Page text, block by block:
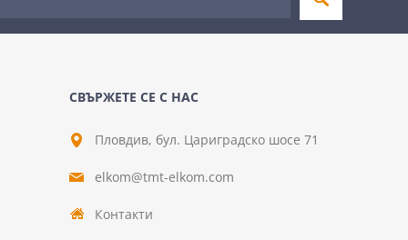
СВЪРЖЕТЕ СЕ С НАС
Пловдив, бул. Цариградско шосе 71
elkom@tmt-elkom.com
Контакти